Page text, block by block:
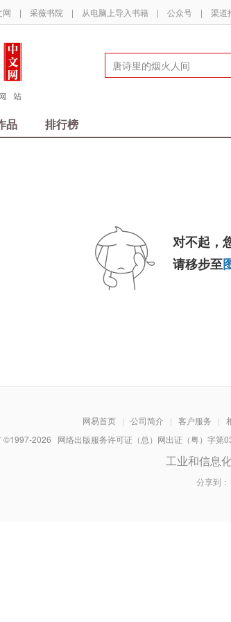
网 | 采薇书院 | 从电脑上导入书籍 | 公众号 | 渠道
品 排行榜
对不起，
请移步至
网易首页 | 公司简介 | 客户服务 |
©1997-2026 网络出版服务许可证（总）网出证（粤）字
工业和信息
分享到：